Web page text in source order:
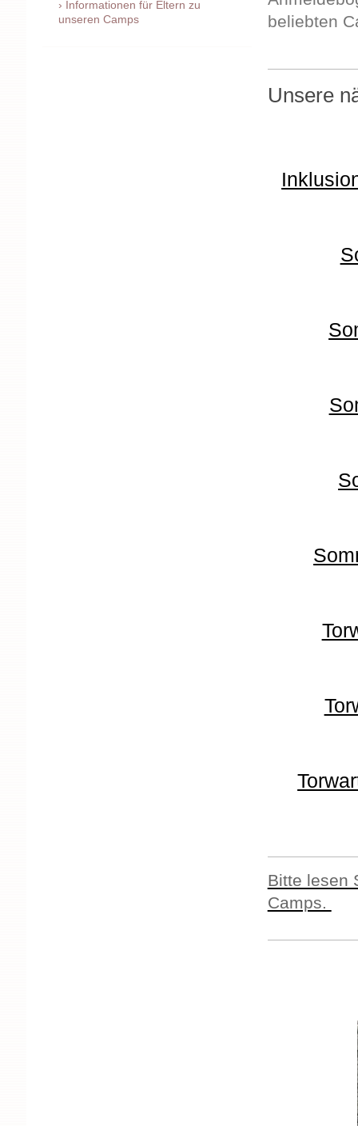
beliebten
Unsere
Bitte lesen
Camps.
Informationen für Eltern zu
unseren Camps